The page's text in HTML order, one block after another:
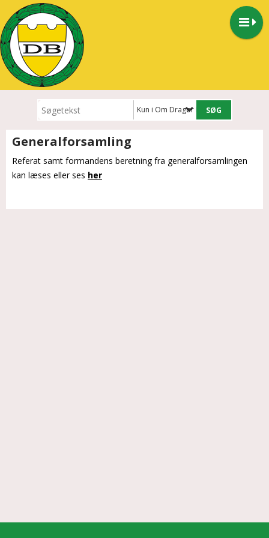
Kun i Om Dragør Boldklub
Generalforsamling
Referat samt formandens beretning fra generalforsamlingen
kan læses eller ses her